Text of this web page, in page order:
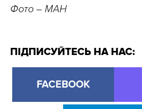
Фото – МАН
ПІДПИСУЙТЕСЬ НА НАС:
FACEBOOK